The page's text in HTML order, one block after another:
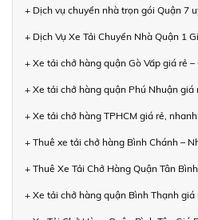
+ Dịch vụ chuyển nhà trọn gói Quận 7
+ Dịch Vụ Xe Tải Chuyển Nhà Quận 1
+ Xe tải chở hàng quận Gò Vấp giá rẻ
+ Xe tải chở hàng quận Phú Nhuận giá
+ Xe tải chở hàng TPHCM giá rẻ,
+ Thuê xe tải chở hàng Bình Chánh –
+ Thuê Xe Tải Chở Hàng Quận Tân
+ Xe tải chở hàng quận Bình Thạnh